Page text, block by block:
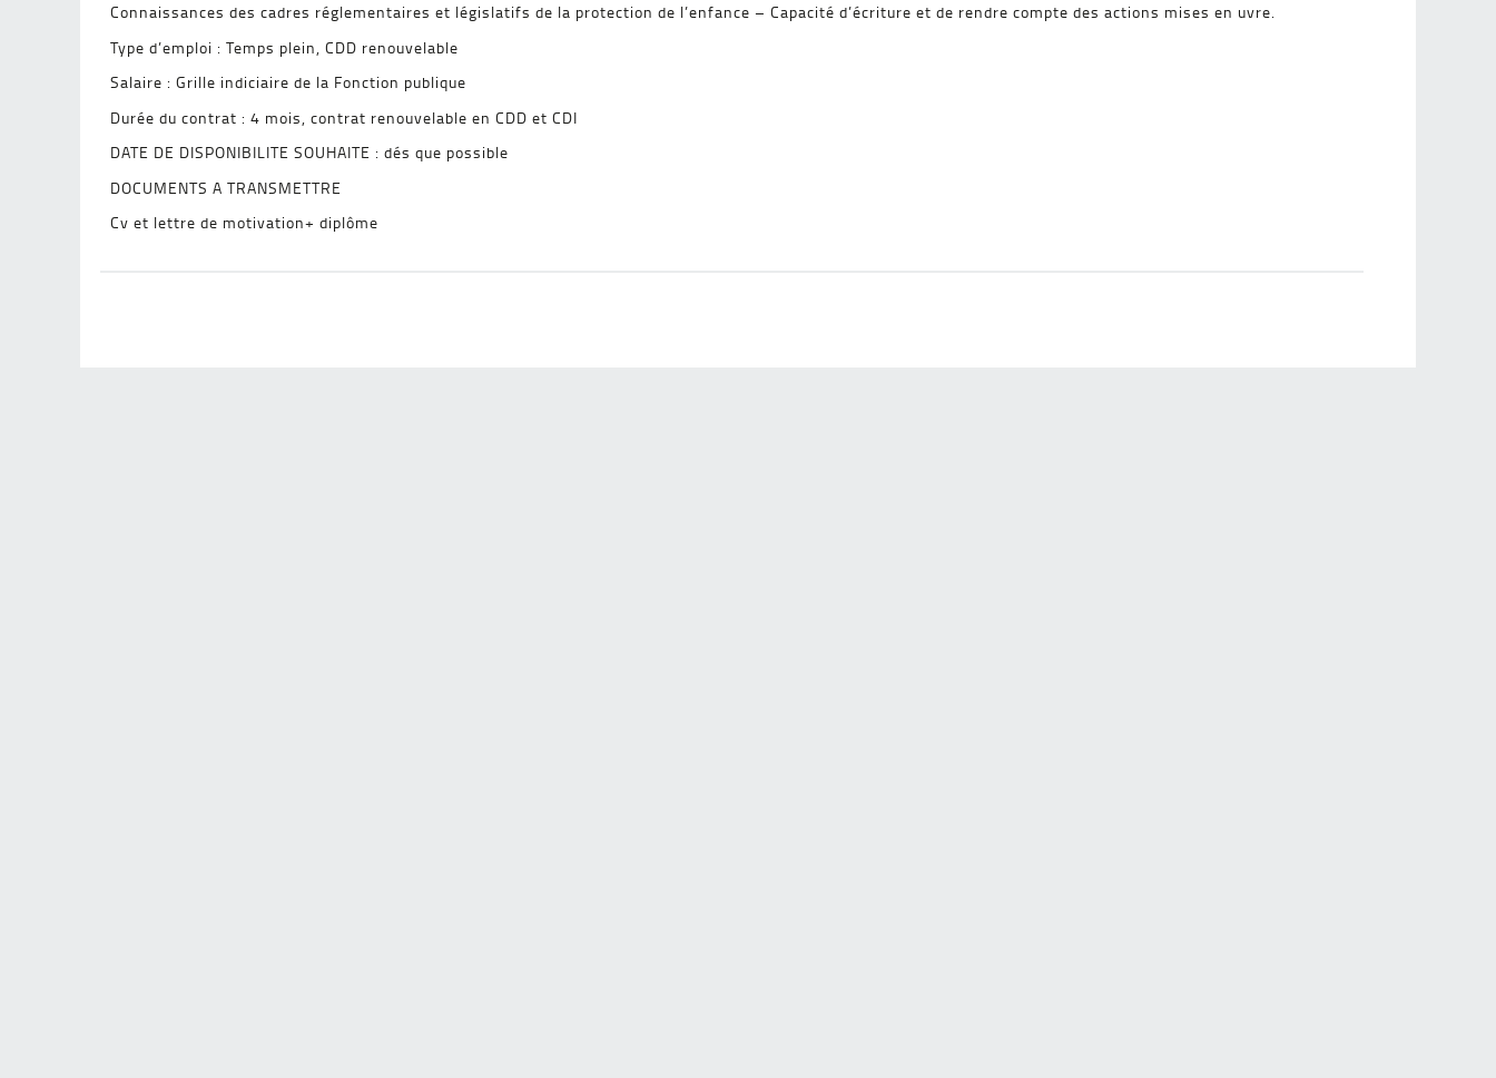
Connaissances des cadres réglementaires et législatifs de la protection de l’enfance – Capacité d’écriture et de rendre compte des actions mises en uvre.
Type d’emploi : Temps plein, CDD renouvelable
Salaire : Grille indiciaire de la Fonction publique
Durée du contrat : 4 mois, contrat renouvelable en CDD et CDI
DATE DE DISPONIBILITE SOUHAITE : dés que possible
DOCUMENTS A TRANSMETTRE
Cv et lettre de motivation+ diplôme